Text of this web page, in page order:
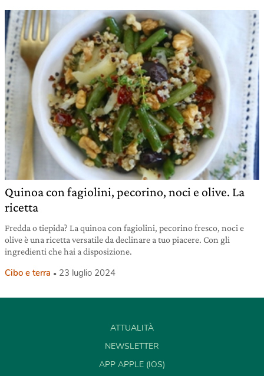
Quinoa con fagiolini, pecorino, noci e olive. La
ricetta
Fredda o tiepida? La quinoa con fagiolini, pecorino fresco, noci e
olive è una ricetta versatile da declinare a tuo piacere. Con gli
ingredienti che hai a disposizione.
Cibo e terra 23 luglio 2024
ATTUALITÀ
NEWSLETTER
APP APPLE (IOS)